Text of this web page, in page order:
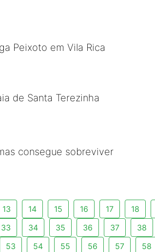
Peixoto em Vila Rica
de Santa Terezinha
consegue sobreviver
13 14 15 16 17 18
33 34 35 36 37 38
53 54 55 56 57 58